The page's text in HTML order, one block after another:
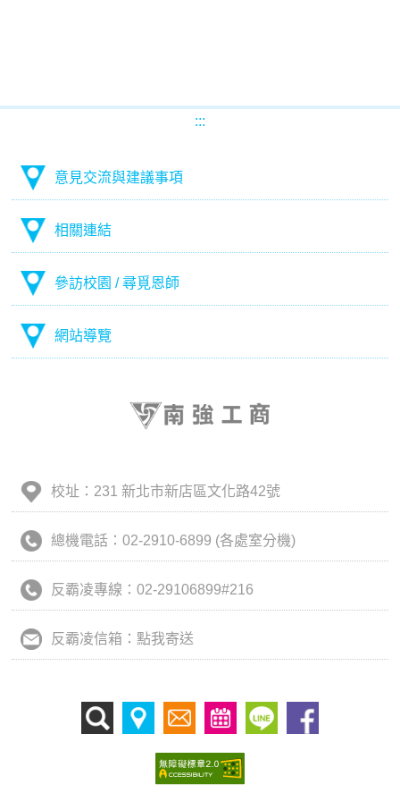
:::
意見交流與建議事項
相關連結
參訪校園 / 尋覓恩師
網站導覽
校址：231 新北市新店區文化路42號
總機電話：02-2910-6899 (各處室分機)
反霸凌專線：02-29106899#216
反霸凌信箱：點我寄送